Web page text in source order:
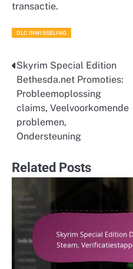
transactie.
DLC INWISSELING
Post
navigation
Skyrim Special Edition
Bethesda.net Promoties:
Probleemoplossing
claims, Veelvoorkomende
problemen,
Ondersteuning
Related Posts